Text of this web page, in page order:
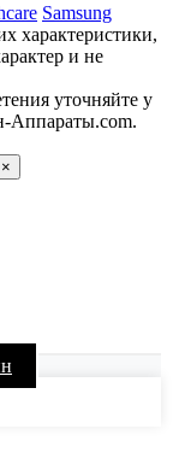
Samsung
характеристики,
и не
уточняйте у
Аппараты.com.
×